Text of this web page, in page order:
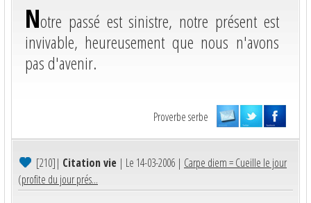
Notre passé est sinistre, notre présent est
invivable, heureusement que nous n'avons
pas d'avenir.
Proverbe serbe
[210]| Citation vie | Le 14-03-2006 | Carpe diem = Cueille le jour
(profite du jour prés...